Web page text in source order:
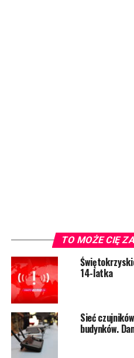
TO MOŻE CIĘ
14-latka
Sieć
budynków.